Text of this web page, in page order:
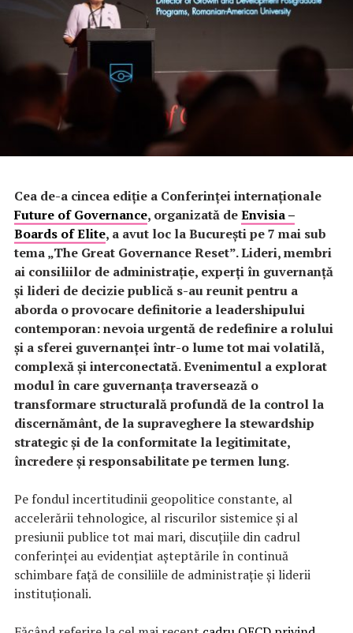
Cea de-a cincea ediție a Conferinței internaționale
Future of Governance, organizată deEnvisia –
Boards of Elite, a avut loc la București pe 7 mai sub
tema „The Great Governance Reset”. Lideri, membri
ai consiliilor de administrație, experți în guvernanță
și lideri de decizie publică s-au reunit pentru a
aborda o provocare definitorie a leadershipului
contemporan: nevoia urgentă de redefinire a rolului
și a sferei guvernanței într-o lume tot mai volatilă,
complexă și interconectată. Evenimentul a explorat
modul în care guvernanța traversează o
transformare structurală profundă de la control la
discernământ, de la supraveghere la stewardship
strategic și de la conformitate la legitimitate,
încredere și responsabilitate pe termen lung.
Pe fondul incertitudinii geopolitice constante, al
accelerării tehnologice, al riscurilor sistemice și al
presiunii publice tot mai mari, discuțiile din cadrul
conferinței au evidențiat așteptările în continuă
schimbare față de consiliile de administrație și liderii
instituționali.